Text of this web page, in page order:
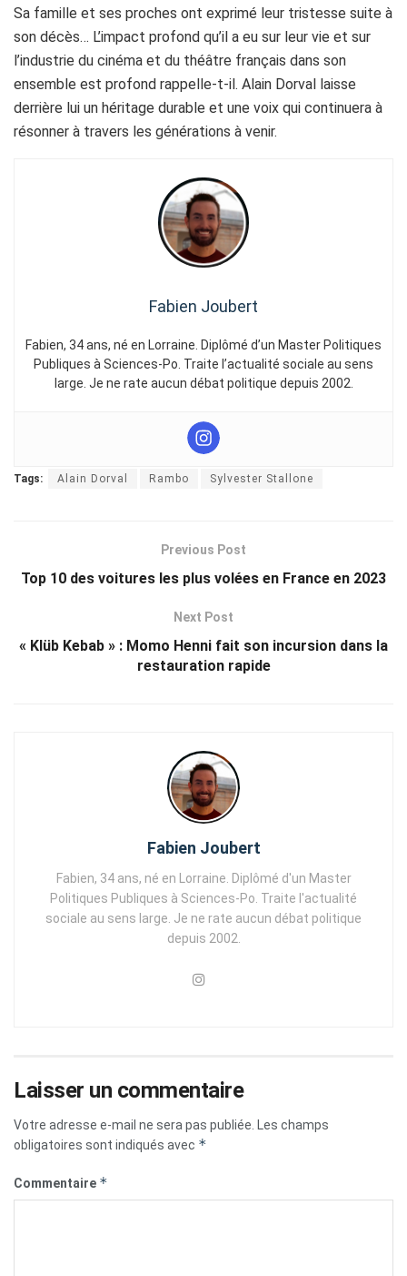
Sa famille et ses proches ont exprimé leur tristesse suite à
son décès… L’impact profond qu’il a eu sur leur vie et sur
l’industrie du cinéma et du théâtre français dans son
ensemble est profond rappelle-t-il. Alain Dorval laisse
derrière lui un héritage durable et une voix qui continuera à
résonner à travers les générations à venir.
Fabien Joubert
Fabien, 34 ans, né en Lorraine. Diplômé d’un Master Politiques
Publiques à Sciences-Po. Traite l’actualité sociale au sens
large. Je ne rate aucun débat politique depuis 2002.
Tags: Alain Dorval Rambo Sylvester Stallone
Previous Post
Top 10 des voitures les plus volées en France en 2023
Next Post
« Klüb Kebab » : Momo Henni fait son incursion dans la
restauration rapide
Fabien Joubert
Fabien, 34 ans, né en Lorraine. Diplômé d'un Master
Politiques Publiques à Sciences-Po. Traite l'actualité
sociale au sens large. Je ne rate aucun débat politique
depuis 2002.
Laisser un commentaire
Votre adresse e-mail ne sera pas publiée.
Les champs
obligatoires sont indiqués avec *
Commentaire *